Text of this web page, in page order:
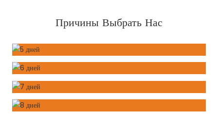
Причины Выбрать Нас